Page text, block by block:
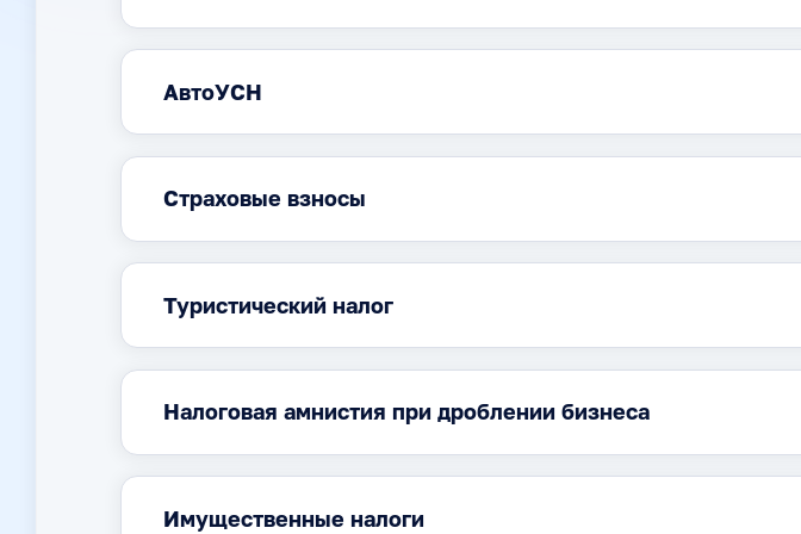
АвтоУСН
Страховые взносы
Туристический налог
Налоговая амнистия при дроблении бизнеса
Имущественные налоги